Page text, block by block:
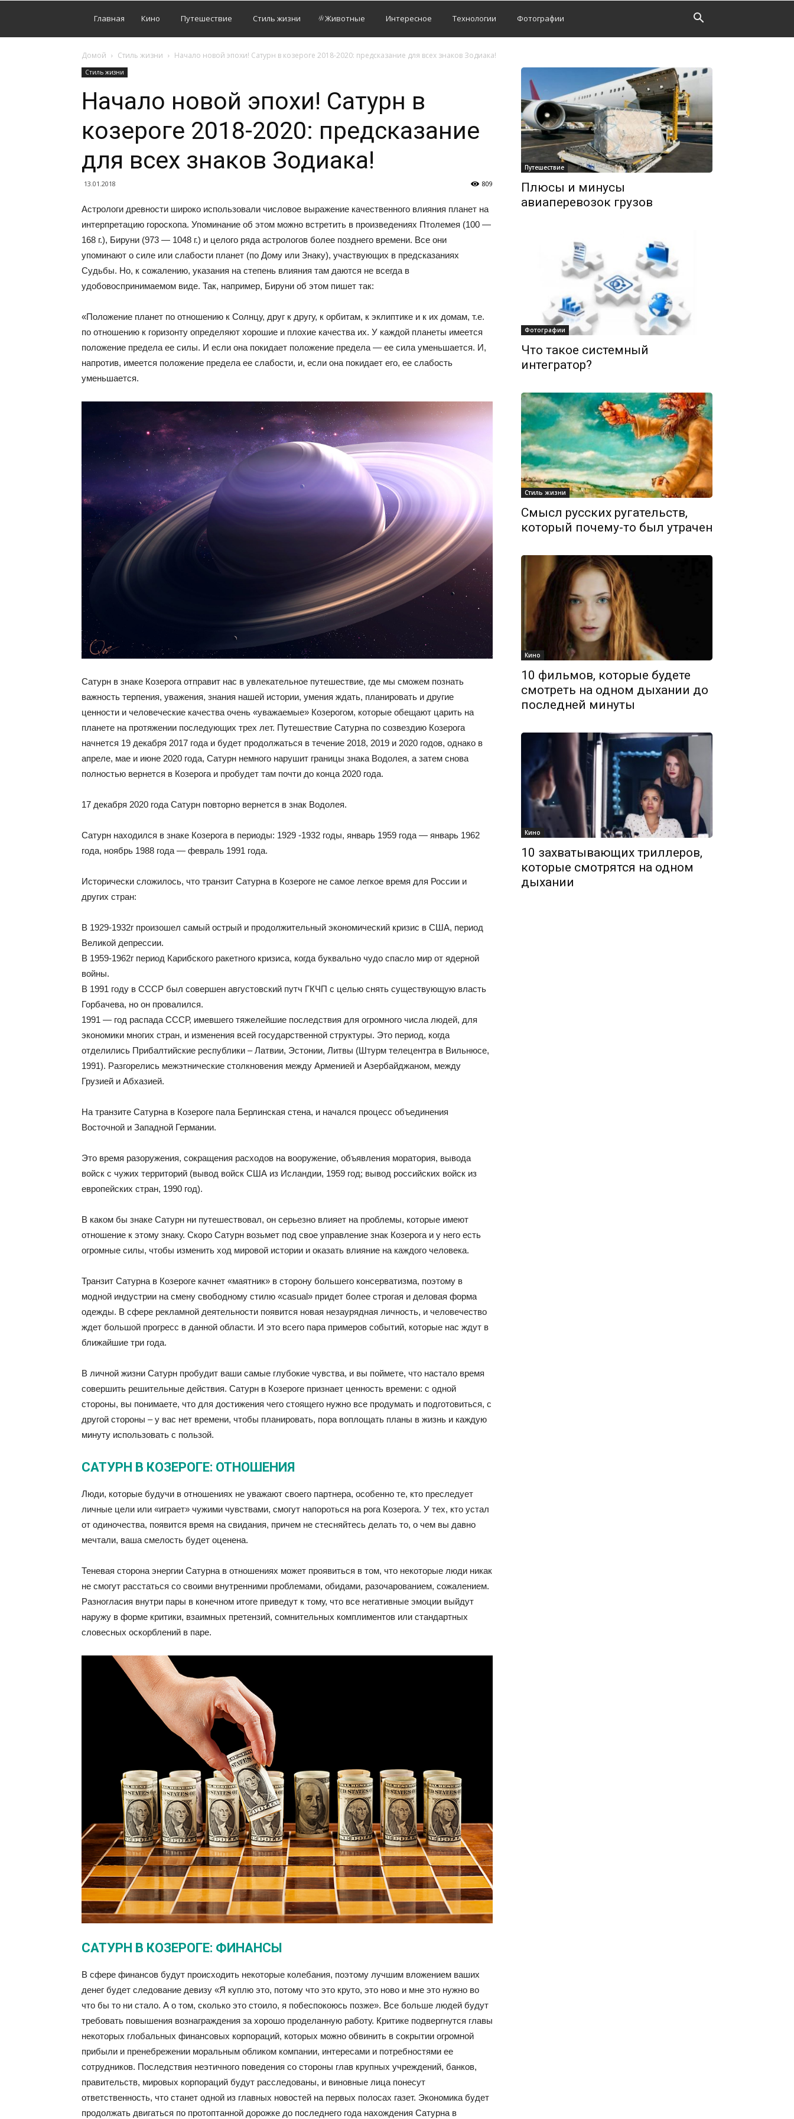
Главная Кино Путешествие Стиль жизни Животные Интересное Технологии Фотографии
Домой Стиль жизни Начало новой эпохи! Сатурн в козероге 2018-2020: предсказание для всех знаков Зодиака!
Стиль жизни
Начало новой эпохи! Сатурн в
козероге 2018-2020: предсказание
для всех знаков Зодиака!
13.01.2018 809
Астрологи древности широко использовали числовое выражение качественного влияния планет на
интерпретацию гороскопа. Упоминание об этом можно встретить в произведениях Птолемея (100 —
168 г.), Бируни (973 — 1048 г.) и целого ряда астрологов более позднего времени. Все они
упоминают о силе или слабости планет (по Дому или Знаку), участвующих в предсказаниях
Судьбы. Но, к сожалению, указания на степень влияния там даются не всегда в
удобовоспринимаемом виде. Так, например, Бируни об этом пишет так:
«Положение планет по отношению к Солнцу, друг к другу, к орбитам, к эклиптике и к их домам, т.е.
по отношению к горизонту определяют хорошие и плохие качества их. У каждой планеты имеется
положение предела ее силы. И если она покидает положение предела — ее сила уменьшается. И,
напротив, имеется положение предела ее слабости, и, если она покидает его, ее слабость
уменьшается.
Сатурн в знаке Козерога отправит нас в увлекательное путешествие, где мы сможем познать
важность терпения, уважения, знания нашей истории, умения ждать, планировать и другие
ценности и человеческие качества очень «уважаемые» Козерогом, которые обещают царить на
планете на протяжении последующих трех лет. Путешествие Сатурна по созвездию Козерога
начнется 19 декабря 2017 года и будет продолжаться в течение 2018, 2019 и 2020 годов, однако в
апреле, мае и июне 2020 года, Сатурн немного нарушит границы знака Водолея, а затем снова
полностью вернется в Козерога и пробудет там почти до конца 2020 года.
17 декабря 2020 года Сатурн повторно вернется в знак Водолея.
Сатурн находился в знаке Козерога в периоды: 1929 -1932 годы, январь 1959 года — январь 1962
года, ноябрь 1988 года — февраль 1991 года.
Исторически сложилось, что транзит Сатурна в Козероге не самое легкое время для России и
других стран:
В 1929-1932г произошел самый острый и продолжительный экономический кризис в США, период
Великой депрессии.
В 1959-1962г период Карибского ракетного кризиса, когда буквально чудо спасло мир от ядерной
войны.
В 1991 году в СССР был совершен августовский путч ГКЧП с целью снять существующую власть
Горбачева, но он провалился.
1991 — год распада СССР, имевшего тяжелейшие последствия для огромного числа людей, для
экономики многих стран, и изменения всей государственной структуры. Это период, когда
отделились Прибалтийские республики – Латвии, Эстонии, Литвы (Штурм телецентра в Вильнюсе,
1991). Разгорелись межэтнические столкновения между Арменией и Азербайджаном, между
Грузией и Абхазией.
На транзите Сатурна в Козероге пала Берлинская стена, и начался процесс объединения
Восточной и Западной Германии.
Это время разоружения, сокращения расходов на вооружение, объявления моратория, вывода
войск с чужих территорий (вывод войск США из Исландии, 1959 год; вывод российских войск из
европейских стран, 1990 год).
В каком бы знаке Сатурн ни путешествовал, он серьезно влияет на проблемы, которые имеют
отношение к этому знаку. Скоро Сатурн возьмет под свое управление знак Козерога и у него есть
огромные силы, чтобы изменить ход мировой истории и оказать влияние на каждого человека.
Транзит Сатурна в Козероге качнет «маятник» в сторону большего консерватизма, поэтому в
модной индустрии на смену свободному стилю «casual» придет более строгая и деловая форма
одежды. В сфере рекламной деятельности появится новая незаурядная личность, и человечество
ждет большой прогресс в данной области. И это всего пара примеров событий, которые нас ждут в
ближайшие три года.
В личной жизни Сатурн пробудит ваши самые глубокие чувства, и вы поймете, что настало время
совершить решительные действия. Сатурн в Козероге признает ценность времени: с одной
стороны, вы понимаете, что для достижения чего стоящего нужно все продумать и подготовиться, с
другой стороны – у вас нет времени, чтобы планировать, пора воплощать планы в жизнь и каждую
минуту использовать с пользой.
САТУРН В КОЗЕРОГЕ: ОТНОШЕНИЯ
Люди, которые будучи в отношениях не уважают своего партнера, особенно те, кто преследует
личные цели или «играет» чужими чувствами, смогут напороться на рога Козерога. У тех, кто устал
от одиночества, появится время на свидания, причем не стесняйтесь делать то, о чем вы давно
мечтали, ваша смелость будет оценена.
Теневая сторона энергии Сатурна в отношениях может проявиться в том, что некоторые люди никак
не смогут расстаться со своими внутренними проблемами, обидами, разочарованием, сожалением.
Разногласия внутри пары в конечном итоге приведут к тому, что все негативные эмоции выйдут
наружу в форме критики, взаимных претензий, сомнительных комплиментов или стандартных
словесных оскорблений в паре.
САТУРН В КОЗЕРОГЕ: ФИНАНСЫ
В сфере финансов будут происходить некоторые колебания, поэтому лучшим вложением ваших
денег будет следование девизу «Я куплю это, потому что это круто, это ново и мне это нужно во
что бы то ни стало. А о том, сколько это стоило, я побеспокоюсь позже». Все больше людей будут
требовать повышения вознаграждения за хорошо проделанную работу. Критике подвергнутся главы
некоторых глобальных финансовых корпораций, которых можно обвинить в сокрытии огромной
прибыли и пренебрежении моральным обликом компании, интересами и потребностями ее
сотрудников. Последствия неэтичного поведения со стороны глав крупных учреждений, банков,
правительств, мировых корпораций будут расследованы, и виновные лица понесут
ответственность, что станет одной из главных новостей на первых полосах газет. Экономика будет
продолжать двигаться по протоптанной дорожке до последнего года нахождения Сатурна в
Путешествие
Плюсы и минусы
авиаперевозок грузов
Фотографии
Что такое системный
интегратор?
Стиль жизни
Смысл русских ругательств,
который почему-то был утрачен
Кино
10 фильмов, которые будете
смотреть на одном дыхании до
последней минуты
Кино
10 захватывающих триллеров,
которые смотрятся на одном
дыхании